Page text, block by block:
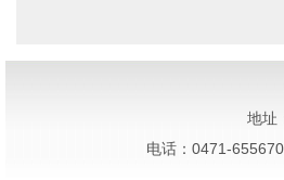
地址
电话：0471-